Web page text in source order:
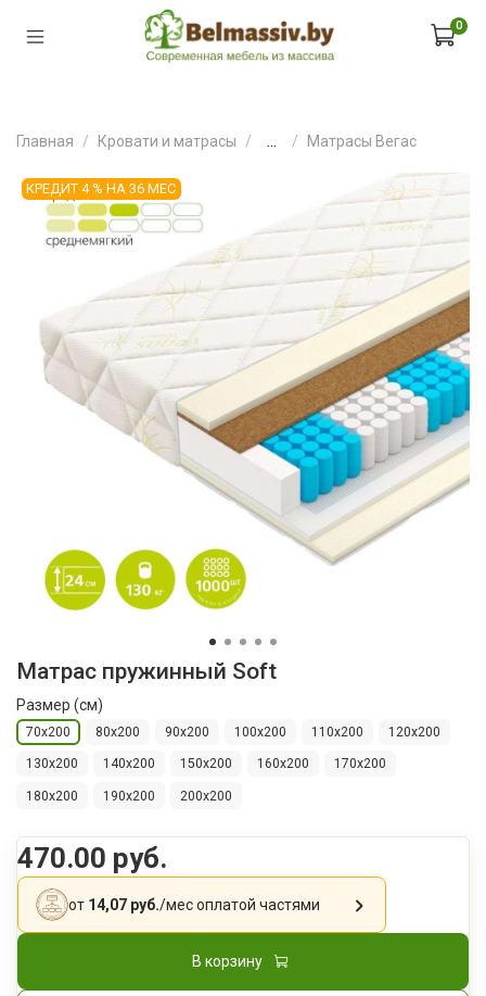
0
Главная Кровати и матрасы Матрасы Вегас
КРЕДИТ 4 % НА 36 МЕС
Матрас пружинный Soft
Размер (см)
70х200 80х200 90х200 100x200 110х200 120х200
130х200 140х200 150х200 160х200 170х200
180х200 190х200 200х200
470.00 руб.
от 14,07 руб./месоплатой частями
В корзину